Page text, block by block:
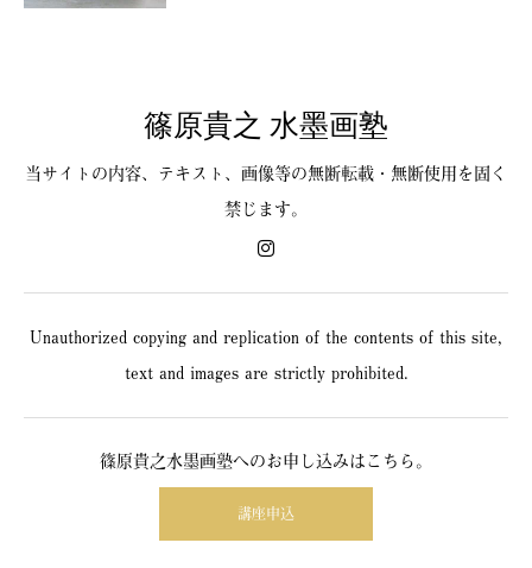
篠原貴之 水墨画塾
当サイトの内容、テキスト、画像等の無断転載・無断使用を固く
禁じます。
Unauthorized copying and replication of the contents of this site,
text and images are strictly prohibited.
篠原貴之水墨画塾へのお申し込みはこちら。
講座申込